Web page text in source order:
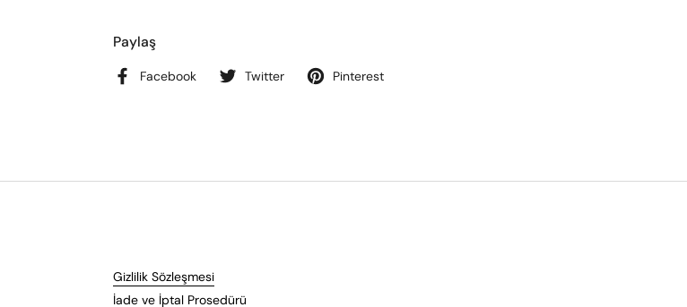
Paylaş
Facebook Twitter Pinterest
Gizlilik Sözleşmesi
İade ve İptal Prosedürü